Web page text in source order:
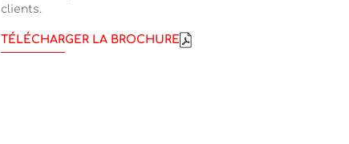
clients.
TÉLÉCHARGER LA BROCHURE